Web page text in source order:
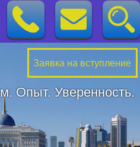
Опыт. Уверенность.
Заявка на вступление